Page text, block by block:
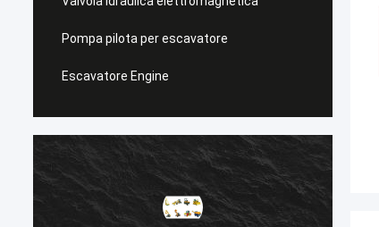
Pompa pilota per escavatore
Escavatore Engine